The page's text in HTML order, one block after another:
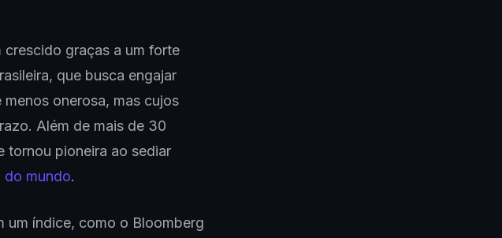
crescido graças a um forte
que busca engajar
onerosa, mas cujos
Além de mais de 30
tornou pioneira ao sediar
do mundo.
um índice, como o Bloomberg